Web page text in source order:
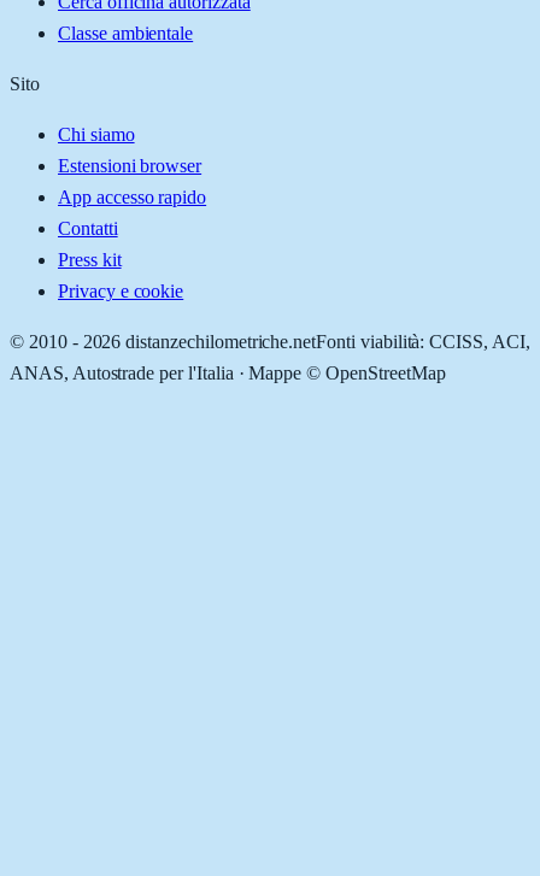
Classe ambientale
Sito
Chi siamo
Estensioni browser
App accesso rapido
Contatti
Press kit
Privacy e cookie
© 2010 - 2026 distanzechilometriche.netFonti viabilità: CCISS, ACI,
ANAS, Autostrade per l'Italia · Mappe © OpenStreetMap